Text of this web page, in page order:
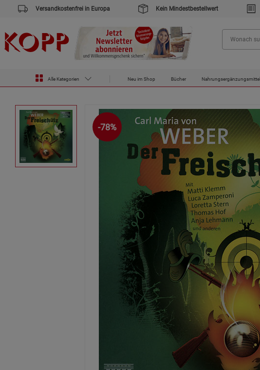
Versandkostenfrei in Europa Kein Mindestbestellwert
Alle Kategorien Neu im Shop Bücher Nahrungsergänzungsmittel
Zur Startseite des Kopp Verlag Online-Shop
CDs & DVDs CDs Der Freischütz
-78%